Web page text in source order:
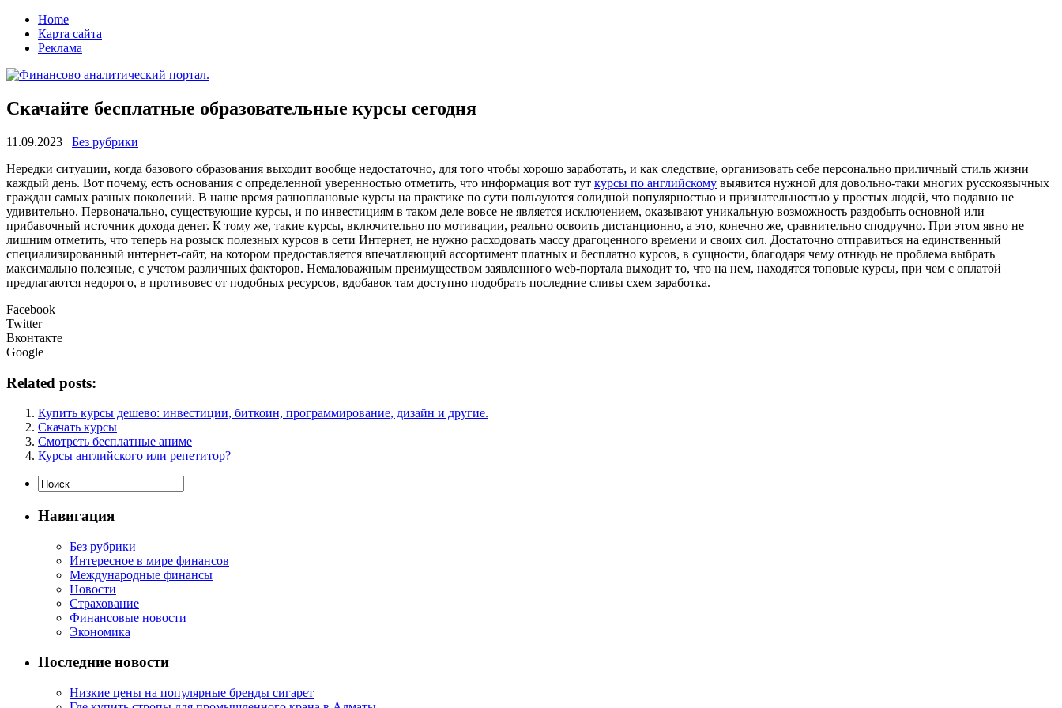
Home
Карта сайта
Реклама
Скачайте бесплатные образовательные курсы сегодня
11.09.2023
Без рубрики
Нeрeдки ситуaции, когда базового образования выходит вообще недостаточно, для того чтобы хорошо заработать, и как следствие, организовать себе персонально приличный стиль жизни
каждый день. Вот почему, есть основания с определенной уверенностью отметить, что информация вот тут курсы по английскому выявится нужной для довольно-таки многих русскоязычных
граждан самых разных поколений. В наше время разноплановые курсы на практике по сути пользуются солидной популярностью и признательностью у простых людей, что подавно не
удивительно. Первоначально, существующие курсы, и по инвестициям в таком деле вовсе не является исключением, оказывают уникальную возможность раздобыть основной или
прибавочный источник дохода денег. К тому же, такие курсы, включительно по мотивации, реально освоить дистанционно, а это, конечно же, сравнительно сподручно. При этом явно не
лишним отметить, что теперь на розыск полезных курсов в сети Интернет, не нужно расходовать массу драгоценного времени и своих сил. Достаточно отправиться на единственный
специализированный интернет-сайт, на котором предоставляется впечатляющий ассортимент платных и бесплатно курсов, в сущности, благодаря чему отнюдь не проблема выбрать
максимально полезные, с учетом различных факторов. Немаловажным преимуществом заявленного web-портала выходит то, что на нем, находятся топовые курсы, при чем с оплатой
предлагаются недорого, в противовес от подобных ресурсов, вдобавок там доступно подобрать последние сливы схем заработка.
Facebook
Twitter
Вконтакте
Google+
Related posts:
Купить курсы дешево: инвестиции, биткоин, программирование, дизайн и другие.
Скачать курсы
Смотреть бесплатные аниме
Курсы английского или репетитор?
Навигация
Без рубрики
Интересное в мире финансов
Международные финансы
Новости
Страхование
Финансовые новости
Экономика
Последние новости
Низкие цены на популярные бренды сигарет